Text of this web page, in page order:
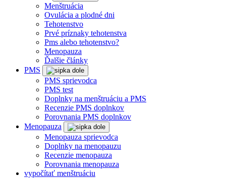
Menštruácia
Ovulácia a plodné dni
Tehotenstvo
Prvé príznaky tehotenstva
Pms alebo tehotenstvo?
Menopauza
Ďalšie články
PMS
PMS sprievodca
PMS test
Doplnky na menštruáciu a PMS
Recenzie PMS doplnkov
Porovnania PMS doplnkov
Menopauza
Menopauza sprievodca
Doplnky na menopauzu
Recenzie menopauza
Porovnania menopauza
vypočítať menštruáciu